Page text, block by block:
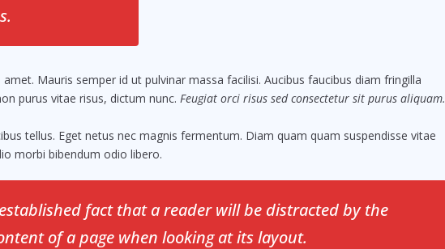
Mauris semper id ut pulvinar massa facilisi. Aucibus faucibus diam fringilla
purus vitae risus, dictum nunc. Feugiat orci risus sed consectetur sit purus aliquam.
tellus. Eget netus nec magnis fermentum. Diam quam quam suspendisse vitae
morbi bibendum odio libero.
fact that a reader will be distracted by the
of a page when looking at its layout.